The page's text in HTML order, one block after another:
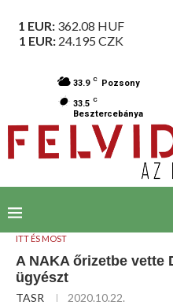
1 EUR: 362.08 HUF
1 EUR: 24.195 CZK
33.9 C Pozsony
33.5 C
Besztercebánya
ITT ÉS MOST
A NAKA őrizetbe vette
ügyészt
TASR 2020.10.22.